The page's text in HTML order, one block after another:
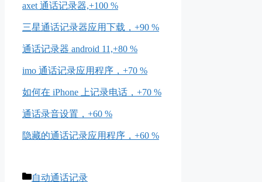
axet 通话记录器,+100 %
三星通话记录器应用下载，+90 %
通话记录器 android 11,+80 %
imo 通话记录应用程序，+70 %
如何在 iPhone 上记录电话，+70 %
通话录音设置，+60 %
隐藏的通话记录应用程序，+60 %
Catégories
自动通话记录